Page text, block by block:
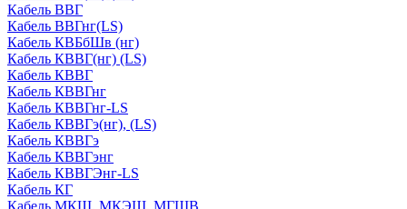
Кабель ВВГ
Кабель ВВГнг(LS)
Кабель КВБбШв (нг)
Кабель КВВГ(нг) (LS)
Кабель КВВГ
Кабель КВВГнг
Кабель КВВГнг-LS
Кабель КВВГэ(нг), (LS)
Кабель КВВГэ
Кабель КВВГэнг
Кабель КВВГЭнг-LS
Кабель КГ
Кабель МКШ, МКЭШ, МГШВ